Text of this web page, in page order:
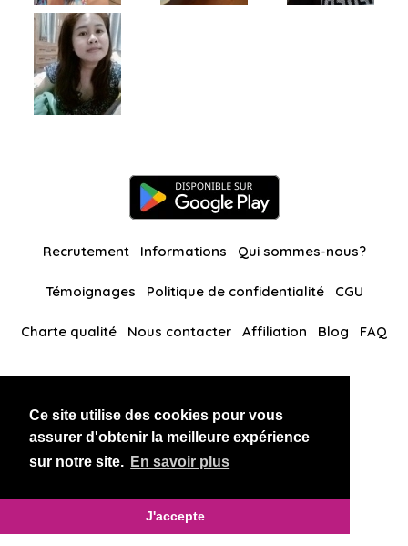
Ce site utilise des cookies pour vous
assurer d'obtenir la meilleure expérience
sur notre site. En savoir plus
J'accepte
Recrutement Informations Qui sommes-nous?
Témoignages Politique de confidentialité CGU
Charte qualité Nous contacter Affiliation Blog FAQ
BlackAndBeauties RussianKisses